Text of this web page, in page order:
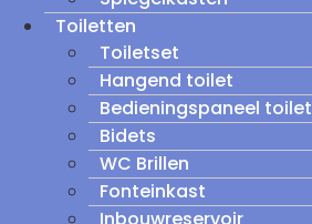
Toiletten
Toiletset
Hangend toilet
Bedieningspaneel toilet
Bidets
WC Brillen
Fonteinkast
Inbouwreservoir